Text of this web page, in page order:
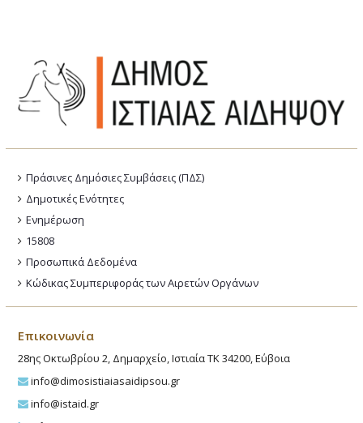
Πράσινες Δημόσιες Συμβάσεις (ΠΔΣ)
Δημοτικές Ενότητες
Ενημέρωση
15808
Προσωπικά Δεδομένα
Κώδικας Συμπεριφοράς των Αιρετών Οργάνων
Επικοινωνία
28ης Οκτωβρίου 2, Δημαρχείο, Ιστιαία ΤΚ 34200, Εύβοια
info@dimosistiaiasaidipsou.gr
info@istaid.gr